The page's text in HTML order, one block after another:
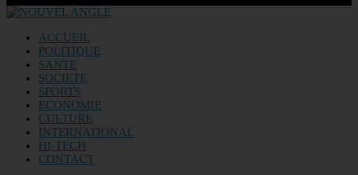
ACCUEIL
POLITIQUE
SANTE
SOCIETE
SPORTS
ECONOMIE
CULTURE
INTERNATIONAL
HI-TECH
CONTACT